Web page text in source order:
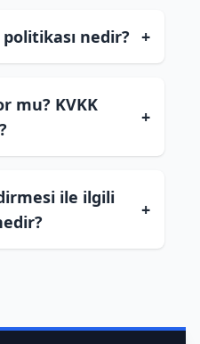
nedir? +
mu? KVKK
+
ile ilgili
+